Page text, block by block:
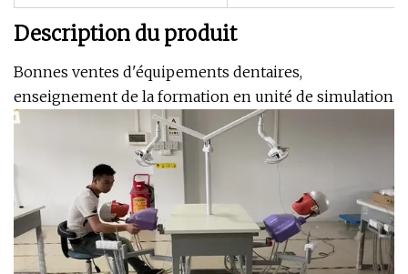
Description du produit
Bonnes ventes d'équipements dentaires,
enseignement de la formation en unité de simulation